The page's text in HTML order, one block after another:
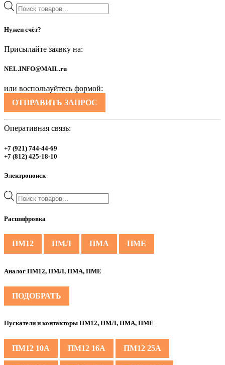
Поиск
товаров
Нужен счёт?
Присылайте заявку на:
NEL.INFO@MAIL.ru
или воспользуйтесь формой:
ОТПРАВИТЬ ЗАПРОС
Оперативная связь:
+7 (921) 744-44-69
+7 (812) 425-18-10
Электропоиск
Поиск
товаров
Расшифровка
ПМ12 ПМЛ ПМА ПМЕ
Аналог ПМ12, ПМЛ, ПМА, ПМЕ
ПОДОБРАТЬ
Пускатели и контакторы ПМ12, ПМЛ, ПМА, ПМЕ
ПМ12 10А ПМ12 16А ПМ12 25А